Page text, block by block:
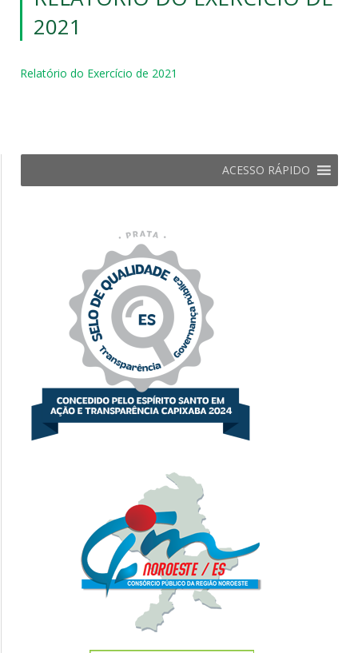
2021
Relatório do Exercício de 2021
ACESSO RÁPIDO